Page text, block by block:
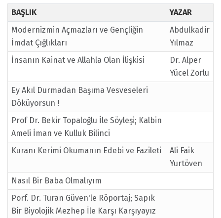
BAŞLIK
YAZAR
Modernizmin Açmazları ve Gençliğin
İmdat Çığlıkları
Abdulkadir
Yılmaz
İnsanın Kainat ve Allahla Olan İlişkisi
Dr. Alper
Yücel Zorlu
Ey Akıl Durmadan Başıma Vesveseleri
Döküyorsun !
Prof Dr. Bekir Topaloğlu İle Söyleşi; Kalbin
Ameli İman ve Kulluk Bilinci
Kuranı Kerimi Okumanın Edebi ve Fazileti
Ali Faik
Yurtöven
Nasıl Bir Baba Olmalıyım
Porf. Dr. Turan Güven'le Röportaj; Sapık
Bir Biyolojik Mezhep İle Karşı Karşıyayız